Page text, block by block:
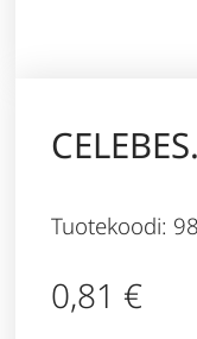
Tuotekoodi:
0,81 €